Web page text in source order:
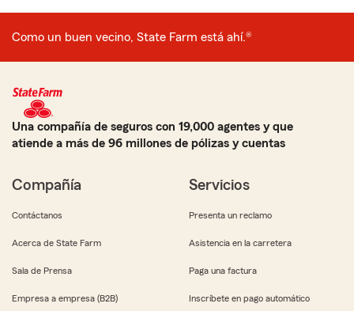
Como un buen vecino, State Farm está ahí.®
Una compañía de seguros con 19,000 agentes y que
atiende a más de 96 millones de pólizas y cuentas
Compañía
Contáctanos
Acerca de State Farm
Sala de Prensa
Empresa a empresa (B2B)
Servicios
Presenta un reclamo
Asistencia en la carretera
Paga una factura
Inscríbete en pago automático